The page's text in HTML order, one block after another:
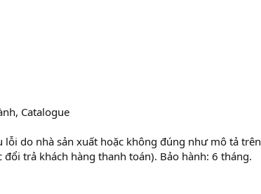
Catalogue
do nhà sản xuất hoặc không đúng như mô tả trên
trả khách hàng thanh toán). Bảo hành: 6 tháng.